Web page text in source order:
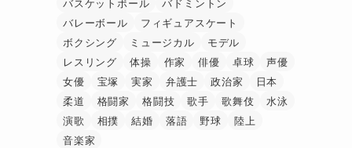
バレーボール
フィギュアスケート
ボクシング
ミュージカル
モデル
レスリング
体操 作家 俳優 卓球
声優
女優
宝塚 実家 弁護士 政治家
日本
柔道
格闘家 格闘技 歌手 歌舞伎
水泳
演歌
相撲 結婚 落語 野球
陸上
音楽家